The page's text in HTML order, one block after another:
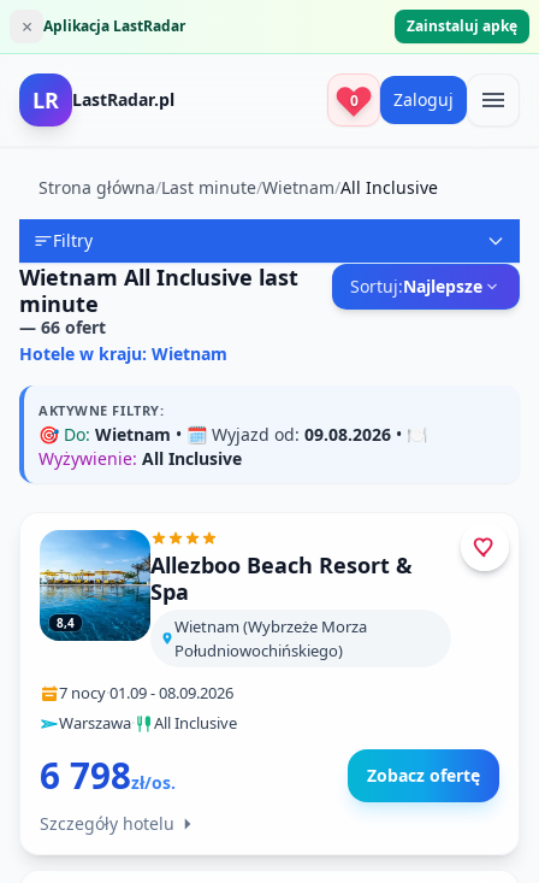
× Aplikacja LastRadar Zainstaluj apkę
LR LastRadar.pl 0 Zaloguj
Strona główna/Last minute/Wietnam/All Inclusive
Filtry
Wietnam All Inclusive last
minute
— 66 ofert
Sortuj:Najlepsze
Hotele w kraju: Wietnam
AKTYWNE FILTRY:
🎯 Do: Wietnam • 🗓️ Wyjazd od: 09.08.2026 • 🍽️
Wyżywienie: All Inclusive
8,4
Allezboo Beach Resort &
Spa
Wietnam (Wybrzeże Morza
Południowochińskiego)
7 nocy·01.09-08.09.2026
Warszawa· All Inclusive
6 798zł/os. Zobacz ofertę
Szczegóły hotelu